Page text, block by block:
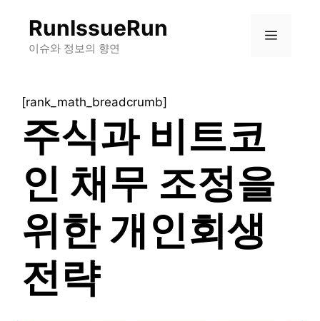
RunIssueRun
이슈와 정보의 향연
메
[rank_math_breadcrumb]
주식과 비트코
인 채무 조정을
위한 개인회생
전략